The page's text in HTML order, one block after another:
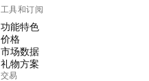
工具和订阅
功能特色
价格
市场数据
礼物方案
交易